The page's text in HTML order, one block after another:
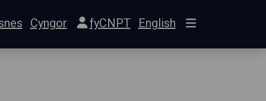
Cyngor fyCNPT English